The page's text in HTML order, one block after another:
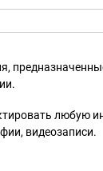
любую
видеозаписи.